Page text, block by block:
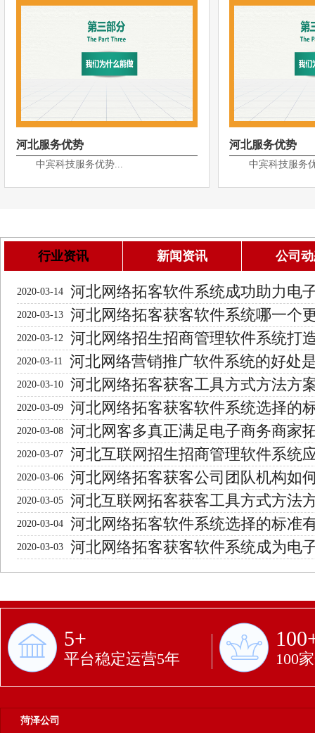
河北服务优势
中宾科技服务优势...
河北服务优势
中宾科技服务
行业资讯 新闻资讯 公司
2020-03-14 河北网络拓客软件系统成功助力电
2020-03-13 河北网络拓客获客软件系统哪一个
2020-03-12 河北网络招生招商管理软件系统打
2020-03-11 河北网络营销推广软件系统的好处
2020-03-10 河北网络拓客获客工具方式方法方
2020-03-09 河北网络拓客获客软件系统选择的
2020-03-08 河北网客多真正满足电子商务商家
2020-03-07 河北互联网招生招商管理软件系统
2020-03-06 河北网络拓客获客公司团队机构如
2020-03-05 河北互联网拓客获客工具方式方法
2020-03-04 河北网络拓客软件系统选择的标准
2020-03-03 河北网络拓客获客软件系统成为电
5+
平台稳定运营5年 100
菏泽公司